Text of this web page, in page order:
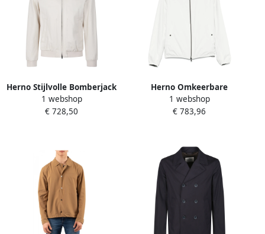
Herno Stijlvolle Bomberjack
voor Mannen White Heren
1 webshop
€ 728,50
Herno Omkeerbare
Ultralichte Polyester Jas
met Rits White Heren
1 webshop
€ 783,96